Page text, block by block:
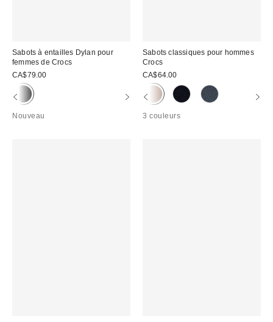
Sabots à entailles Dylan pour
femmes de Crocs
CA$79.00
Nouveau
Sabots classiques pour hommes
Crocs
CA$64.00
3 couleurs